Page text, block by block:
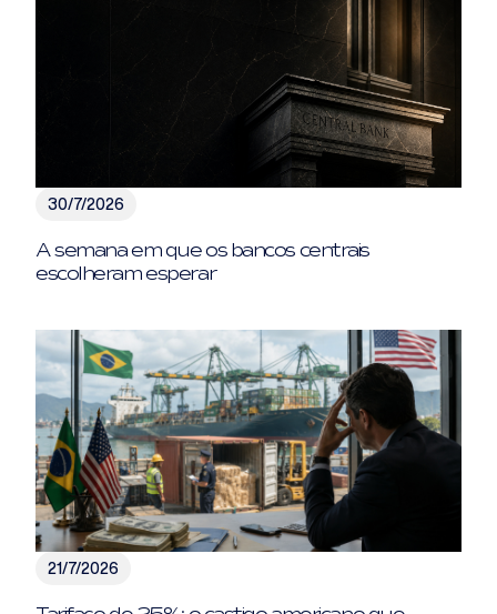
30/7/2026
A semana em que os bancos centrais
escolheram esperar
21/7/2026